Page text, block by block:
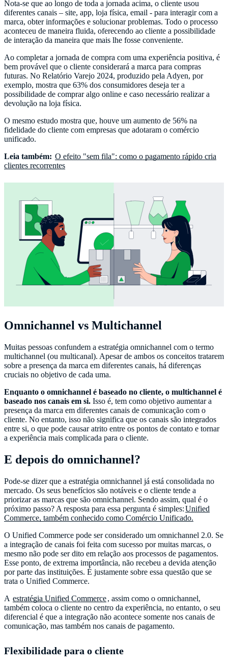
Nota-se que ao longo de toda a jornada acima, o cliente usou
diferentes canais – site, app, loja física, email - para interagir com a
marca, obter informações e solucionar problemas. Todo o processo
aconteceu de maneira fluida, oferecendo ao cliente a possibilidade
de interação da maneira que mais lhe fosse conveniente.
Ao completar a jornada de compra com uma experiência positiva, é
bem provável que o cliente considerará a marca para compras
futuras. No Relatório Varejo 2024, produzido pela Adyen, por
exemplo, mostra que 63% dos consumidores deseja ter a
possibilidade de comprar algo online e caso necessário realizar a
devolução na loja física.
O mesmo estudo mostra que, houve um aumento de 56% na
fidelidade do cliente com empresas que adotaram o comércio
unificado.
Leia também: O efeito "sem fila": como o pagamento rápido cria
clientes recorrentes
Omnichannel vs Multichannel
Muitas pessoas confundem a estratégia omnichannel com o termo
multichannel (ou multicanal). Apesar de ambos os conceitos tratarem
sobre a presença da marca em diferentes canais, há diferenças
cruciais no objetivo de cada uma.
Enquanto o omnichannel é baseado no cliente, o multichannel é
baseado nos canais em si. Isso é, tem como objetivo aumentar a
presença da marca em diferentes canais de comunicação com o
cliente. No entanto, isso não significa que os canais são integrados
entre si, o que pode causar atrito entre os pontos de contato e tornar
a experiência mais complicada para o cliente.
E depois do omnichannel?
Pode-se dizer que a estratégia omnichannel já está consolidada no
mercado. Os seus benefícios são notáveis e o cliente tende a
priorizar as marcas que são omnichannel. Sendo assim, qual é o
próximo passo? A resposta para essa pergunta é simples:Unified
Commerce, também conhecido como Comércio Unificado.
O Unified Commerce pode ser considerado um omnichannel 2.0. Se
a integração de canais foi feita com sucesso por muitas marcas, o
mesmo não pode ser dito em relação aos processos de pagamentos.
Esse ponto, de extrema importância, não recebeu a devida atenção
por parte das instituições. É justamente sobre essa questão que se
trata o Unified Commerce.
A estratégia Unified Commerce, assim como o omnichannel,
também coloca o cliente no centro da experiência, no entanto, o seu
diferencial é que a integração não acontece somente nos canais de
comunicação, mas também nos canais de pagamento.
Flexibilidade para o cliente